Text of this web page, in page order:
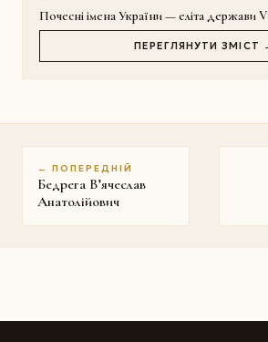
Почесні імена України — еліта держави
ПЕРЕГЛЯНУТИ ЗМІСТ
← ПОПЕРЕДНІЙ
Бедрега В’ячеслав
Анатолійович